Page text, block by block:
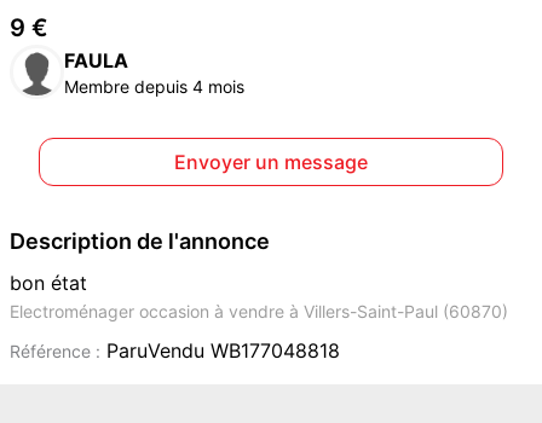
9 €
FAULA
Membre depuis 4 mois
Envoyer un message
Description de l'annonce
bon état
Electroménager occasion à vendre à Villers-Saint-Paul (60870)
Référence : ParuVendu WB177048818